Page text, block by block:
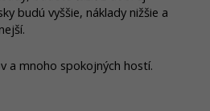
budú vyššie, náklady nižšie a
a mnoho spokojných hostí.